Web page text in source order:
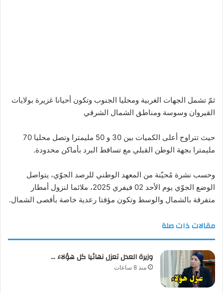
ثمّ تشمل الجهات الغربية ومحليا الجنوب وتكون أحيانا غزيرة بولايات
القيروان وسوسة ومناطق الشمال الشرقي
حيث تتراوح أعلى الكميات بين 30 و 50 مليمترا وتصل محليا 70
مليمترا بجهة الوطن القبلي مع تساقط البرد بأماكن محدودة.
وحسب نشرة مُحيّنة من المعهد الوطني للرصد الجوّي، يتواصل
الوضع الجوّي يوم الأحد 02 فيفري 2025، ملائما لنزول أمطار
متفرقة بالشمال والوسط وتكون مؤقتا رعدية خاصة بأقصى الشمال.
مقالات ذات صلة
وزيرة العدل تعزل نهائيا كل هؤلاء …
منذ 8 ساعات